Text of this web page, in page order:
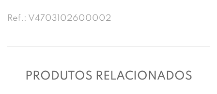
Ref.: V4703102600002
PRODUTOS RELACIONADOS